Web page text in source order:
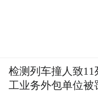
检测列车撞人致11
工业务外包单位被